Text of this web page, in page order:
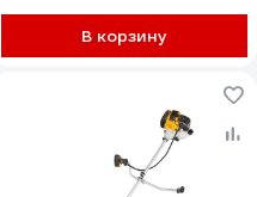
В корзину